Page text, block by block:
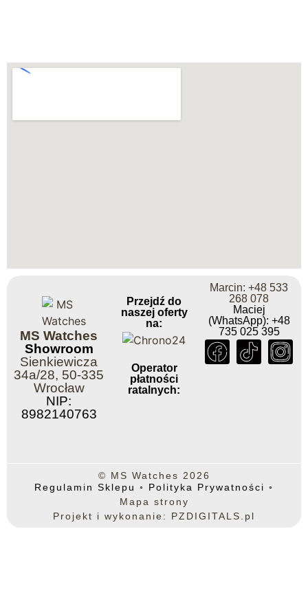
MS Watches
Showroom
Sienkiewicza
34a/28, 50-335
Wrocław
NIP:
8982140763
Przejdź do
naszej oferty
na:
Operator
płatności
ratalnych:
Marcin: +48 533
268 078
Maciej
(WhatsApp): +48
735 025 395
© MS Watches 2026
Regulamin Sklepu ◦ Polityka Prywatności ◦
Mapa strony
Projekt i wykonanie: PZDIGITALS.pl